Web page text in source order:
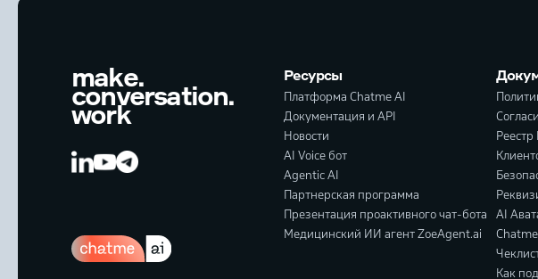
make.
conversation.
work
Ресурсы
Платформа Chatme AI
Документация и API
Новости
AI Voice бот
Agentic AI
Партнерская программа
Презентация проактивного чат-бота
Медицинский ИИ агент ZoeAgent.ai
AI
Как